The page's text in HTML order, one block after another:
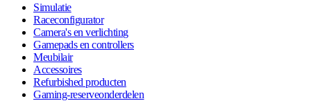
Simulatie
Raceconfigurator
Camera's en verlichting
Gamepads en controllers
Meubilair
Accessoires
Refurbished producten
Gaming-reserveonderdelen